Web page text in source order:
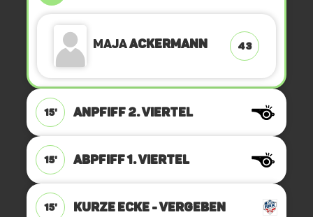
MajaAckermann 43
15' ANPFIFF 2. Viertel
15' ABPFIFF 1. Viertel
15' KURZE ECKE - VERGEBEN